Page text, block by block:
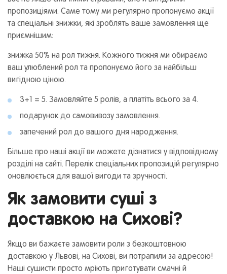
пропозиціями. Саме тому ми регулярно пропонуємо акції
та спеціальні знижки, які зроблять ваше замовлення ще
приємнішим:
знижка 50% на рол тижня. Кожного тижня ми обираємо
ваш улюблений рол та пропонуємо його за найбільш
вигідною ціною.
3+1 = 5. Замовляйте 5 ролів, а платіть всього за 4.
подарунок до самовивозу замовлення.
запечений рол до вашого дня народження.
Більше про наші акції ви можете дізнатися у відповідному
розділі на сайті. Перелік спеціальних пропозицій регулярно
оновлюється для вашої вигоди та зручності.
Як замовити суші з
доставкою на Сихові?
Якщо ви бажаєте замовити роли з безкоштовною
доставкою у Львові, на Сихові, ви потрапили за адресою!
Наші сушисти просто мріють приготувати смачні й